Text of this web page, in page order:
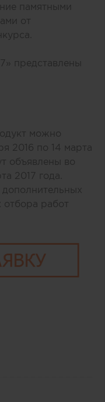
памятными
от
представлены
можно
2016 по 14 марта
объявлены во
2017 года.
отбора работ